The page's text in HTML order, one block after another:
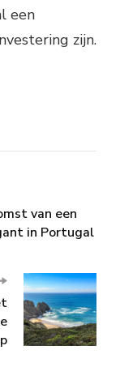
een
zijn.
van een
in Portugal